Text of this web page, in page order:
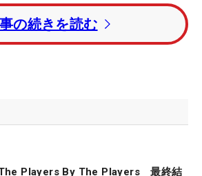
う大病を患い、4カ月の入院で体
ヘンドリー。ゴルフから5カ月
なったが、昨年9月に退院し、10
。そういう意味でメンタル面で
と言う。
ブについては「パターです。距離
の続きを読む
Players By The Players 最終結